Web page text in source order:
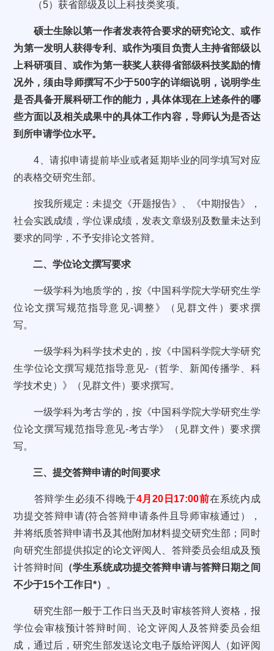
（5）获省部级及以上科技类奖项。
硕士生除以第一作者发表符合要求的研究论文、或作
为第一发明人获得专利、或作为项目负责人主持省部级以
上科研项目、或作为第一获奖人获得省部级科技奖励的情
况外，须由导师撰写不少于500字的详细说明，说明学生
是否具备开展科研工作的能力，具体体现在上述条件的哪
些方面以及相关成果中的具体工作内容，导师认为是否达
到所申请学位水平。
4、请拟申请提前毕业或者延期毕业的同学填写对应
的表格交研究生部。
按我所规定：未提交《开题报告》、《中期报告》，
社会实践成绩，学位课成绩，发表文章级别及数量未达到
要求的同学，不予安排论文答辩。
二、学位论文撰写要求
一级学科为地质学的，按《中国科学院大学研究生学
位论文撰写规范指导意见-调整》（见群文件）要求撰
写。
一级学科为科学技术史的，按《中国科学院大学研究
生学位论文撰写规范指导意见-（哲学、新闻传播学、科
学技术史）》（见群文件）要求撰写。
一级学科为考古学的，按《中国科学院大学研究生学
位论文撰写规范指导意见-考古学》（见群文件）要求撰
写。
三、提交答辩申请的时间要求
答辩学生必须不得晚于4月20日17:00前在系统内成
功提交答辩申请(符合答辩申请条件且导师审核通过），
并将纸质答辩申请书及其他附加材料提交研究生部；同时
向研究生部提供拟定的论文评阅人、答辩委员会组成及预
计答辩时间
（学生系统成功提交答辩申请与答辩日期之间
不少于15个工作日*） 。
研究生部一般于工作日当天及时审核答辩人资格，报
学位会审核预计答辩时间、论文评阅人及答辩委员会组
成，通过后，研究生部发送论文电子版给评阅人（如评阅